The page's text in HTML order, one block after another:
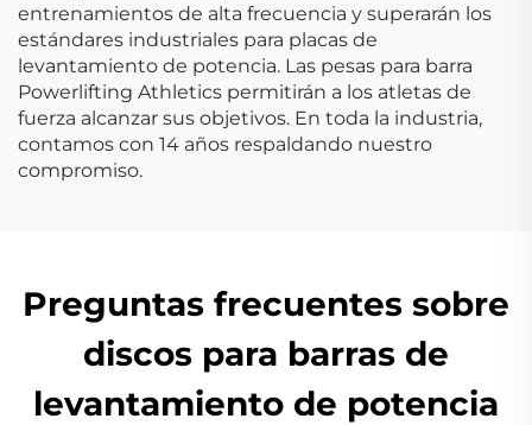
entrenamientos de alta frecuencia y superarán los
estándares industriales para placas de
levantamiento de potencia. Las pesas para barra
Powerlifting Athletics permitirán a los atletas de
fuerza alcanzar sus objetivos. En toda la industria,
contamos con 14 años respaldando nuestro
compromiso.
Preguntas frecuentes sobre
discos para barras de
levantamiento de potencia